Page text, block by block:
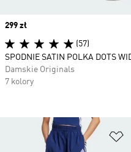
Price
299 zł
(57)
SPODNIE SATIN POLKA DOTS
Damskie Originals
7 kolory